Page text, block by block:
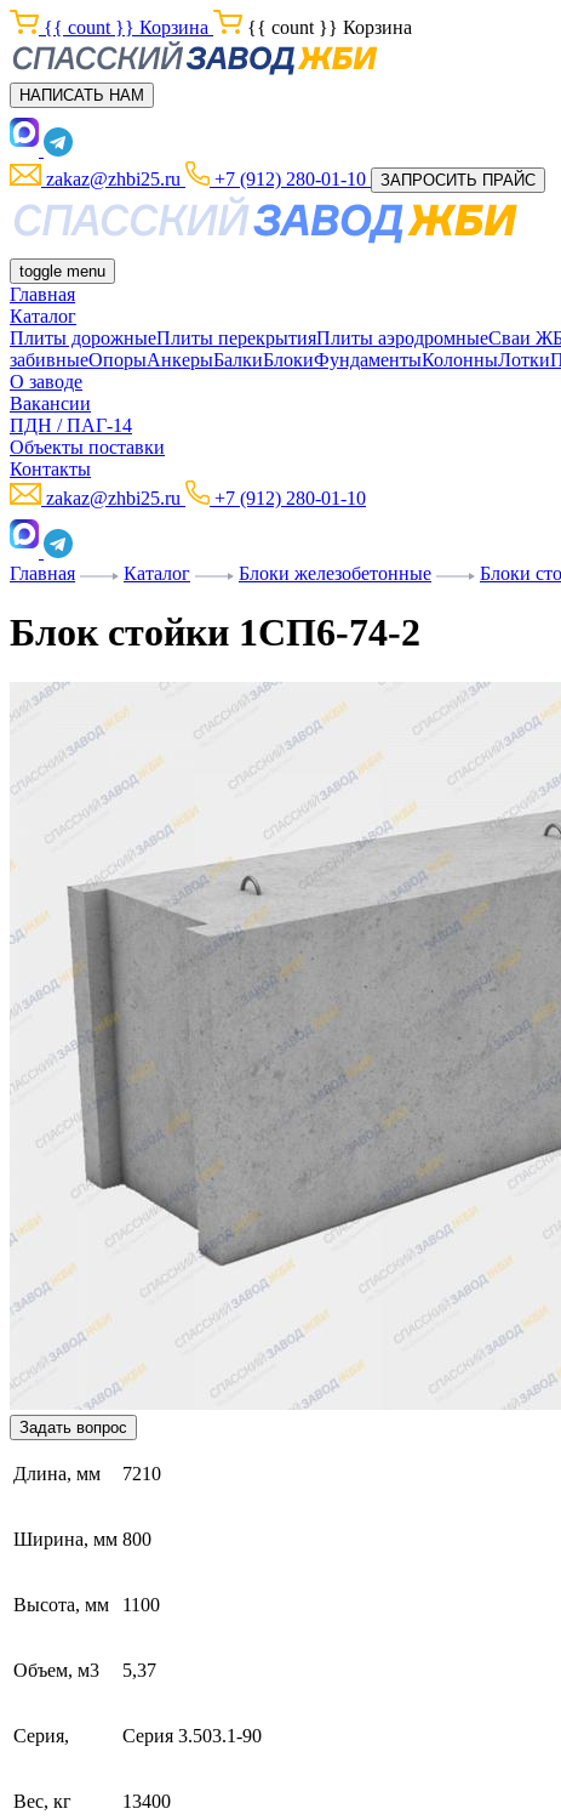
{{ count }} Корзина {{ count }} Корзина
НАПИСАТЬ НАМ
zakaz@zhbi25.ru +7 (912) 280-01-10 ЗАПРОСИТЬ ПРАЙС
toggle menu
Главная
Каталог
Плиты дорожныеПлиты перекрытияПлиты аэродромныеСваи
забивныеОпорыАнкерыБалкиБлокиФундаментыКолонныЛотки
О заводе
Вакансии
ПДН / ПАГ-14
Объекты поставки
Контакты
zakaz@zhbi25.ru
+7 (912) 280-01-10
Главная Каталог Блоки железобетонные Блоки
Блок стойки 1СП6-74-2
Задать вопрос
Длина, мм 7210
Ширина, мм 800
Высота, мм 1100
Объем, м3 5,37
Серия, Серия 3.503.1-90
Вес, кг 13400